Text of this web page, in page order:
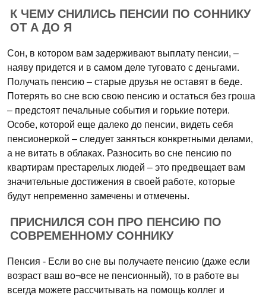
К ЧЕМУ СНИЛИСЬ ПЕНСИИ ПО СОННИКУ
ОТ А ДО Я
Сон, в котором вам задерживают выплату пенсии, –
наяву придется и в самом деле туговато с деньгами.
Получать пенсию – старые друзья не оставят в беде.
Потерять во сне всю свою пенсию и остаться без гроша
– предстоят печальные события и горькие потери.
Особе, которой еще далеко до пенсии, видеть себя
пенсионеркой – следует заняться конкретными делами,
а не витать в облаках. Разносить во сне пенсию по
квартирам престарелых людей – это предвещает вам
значительные достижения в своей работе, которые
будут непременно замечены и отмечены.
ПРИСНИЛСЯ СОН ПРО ПЕНСИЮ ПО
СОВРЕМЕННОМУ СОННИКУ
Пенсия - Если во сне вы получаете пенсию (даже если
возраст ваш во¬все не пенсионный), то в работе вы
всегда можете рассчитывать на помощь коллег и